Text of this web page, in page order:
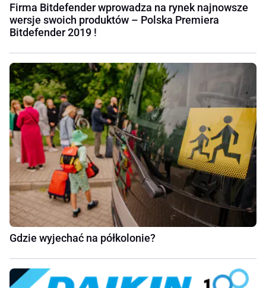
Firma Bitdefender wprowadza na rynek najnowsze
wersje swoich produktów – Polska Premiera
Bitdefender 2019 !
Gdzie wyjechać na półkolonie?